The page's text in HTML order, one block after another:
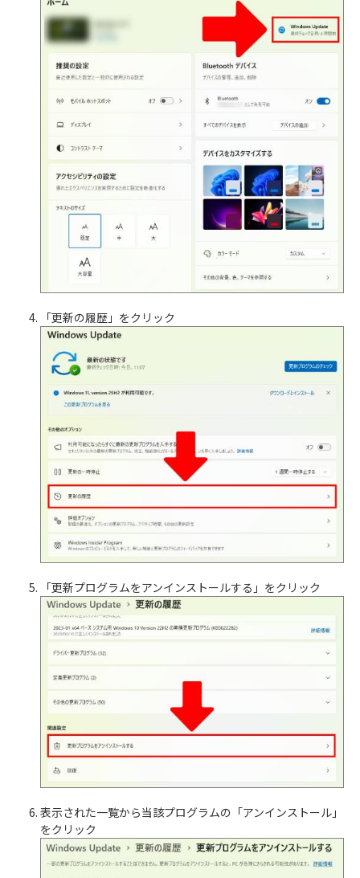
「更新の履歴」をクリック
「更新プログラムをアンインストールする」をクリック
表示された一覧から当該プログラムの「アンインストール」
をクリック